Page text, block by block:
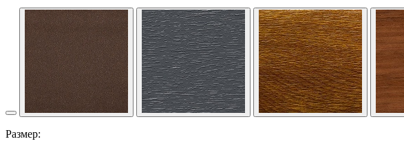
Размер: